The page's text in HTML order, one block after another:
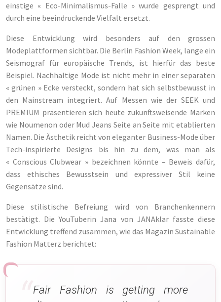
einstige « Eco-Minimalismus-Falle » wurde gesprengt und
durch eine beeindruckende Vielfalt ersetzt.
Diese Entwicklung wird besonders auf den grossen
Modeplattformen sichtbar. Die Berlin Fashion Week, lange ein
Seismograf für europäische Trends, ist hierfür das beste
Beispiel. Nachhaltige Mode ist nicht mehr in einer separaten
« grünen » Ecke versteckt, sondern hat sich selbstbewusst in
den Mainstream integriert. Auf Messen wie der SEEK und
PREMIUM präsentieren sich heute zukunftsweisende Marken
wie Noumenon oder Mud Jeans Seite an Seite mit etablierten
Namen. Die Ästhetik reicht von eleganter Business-Mode über
Tech-inspirierte Designs bis hin zu dem, was man als
« Conscious Clubwear » bezeichnen könnte – Beweis dafür,
dass ethisches Bewusstsein und expressiver Stil keine
Gegensätze sind.
Diese stilistische Befreiung wird von Branchenkennern
bestätigt. Die YouTuberin Jana von JANAklar fasste diese
Entwicklung treffend zusammen, wie das Magazin Sustainable
Fashion Matterz berichtet:
Fair Fashion is getting more